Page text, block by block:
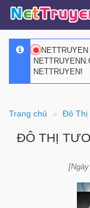
NETTRUYEN!
Trang chủ Đô Thị
ĐÔ THỊ